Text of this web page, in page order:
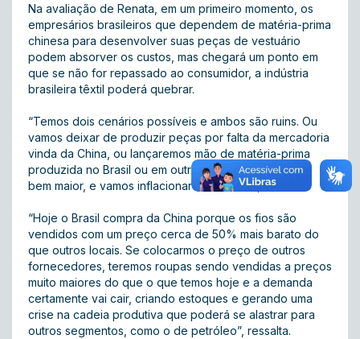
Na avaliação de Renata, em um primeiro momento, os
empresários brasileiros que dependem de matéria-prima
chinesa para desenvolver suas peças de vestuário
podem absorver os custos, mas chegará um ponto em
que se não for repassado ao consumidor, a indústria
brasileira têxtil poderá quebrar.
“Temos dois cenários possíveis e ambos são ruins. Ou
vamos deixar de produzir peças por falta da mercadoria
vinda da China, ou lançaremos mão de matéria-prima
produzida no Brasil ou em outros países, cujo valor é
bem maior, e vamos inflacionar o mercado”, conta.
“Hoje o Brasil compra da China porque os fios são
vendidos com um preço cerca de 50% mais barato do
que outros locais. Se colocarmos o preço de outros
fornecedores, teremos roupas sendo vendidas a preços
muito maiores do que o que temos hoje e a demanda
certamente vai cair, criando estoques e gerando uma
crise na cadeia produtiva que poderá se alastrar para
outros segmentos, como o de petróleo”, ressalta.